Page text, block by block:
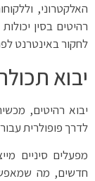
האלקטרוני,
רהיטים בסין
לחקור באינטרנט
יבוא
יבוא רהיטים,
לדרך פופולרית
מפעלים סיניים
חדשים, מה